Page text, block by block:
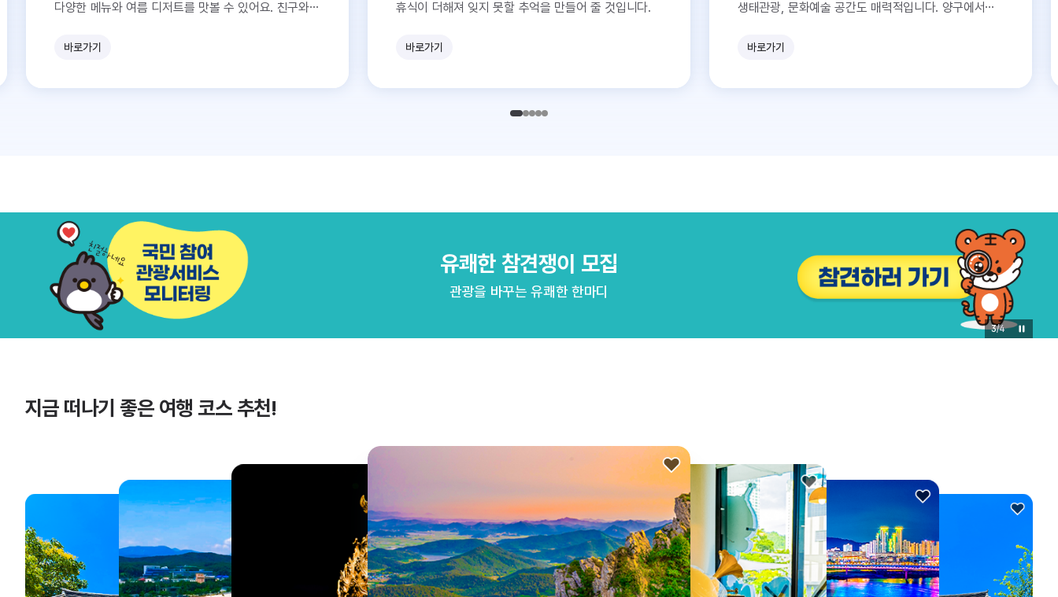
다양한 메뉴와 여름 디저트를 맛볼 수 있어요. 친구와
바로가기
휴식이 더해져 잊지 못할 추억을 만들어 줄 것입니다.
바로가기
생태관광, 문화예술 공간도 매력적입니다. 양구에서
바로가기
유쾌한 참견쟁이 모집
관광을 바꾸는 유쾌한 한마디
3/4
지금 떠나기 좋은 여행 코스 추천!